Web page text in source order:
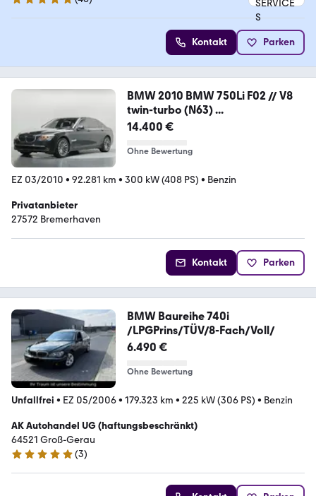
4.9 Sterne
Kontakt Parken
BMW 2010 BMW 750Li F02 // V8
twin-turbo (N63) ...
14.400 €
Ohne Bewertung
EZ 03/2010 • 92.281 km • 300 kW (408 PS) • Benzin
Privatanbieter
27572 Bremerhaven
Kontakt Parken
BMW Baureihe 740i
/LPGPrins/TÜV/8-Fach/Voll/
6.490 €
Ohne Bewertung
Unfallfrei • EZ 05/2006• 179.323 km • 225 kW (306 PS) • Benzin
AK Autohandel UG (haftungsbeschränkt)
64521 Groß-Gerau
5 Sterne
(3)